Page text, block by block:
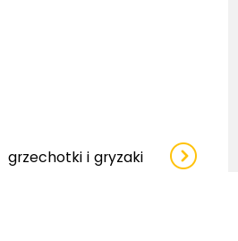
grzechotki i gryzaki